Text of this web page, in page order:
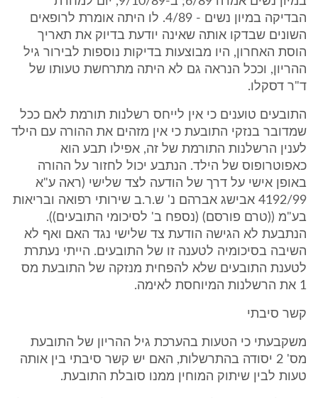
הבדיקה במיון נשים - 4/89. לו היתה אומרת לרופאים
השונים שבדקו אותה שאינה יודעת בדיוק את תאריך
הוסת האחרון, היו מבוצעות בדיקות נוספות לבירור גיל
ההריון, וככל הנראה גם לא היתה מתרחשת טעותו של
ד"ר דסקלו.
התובעים טוענים כי אין לייחס רשלנות תורמת לאם ככל
שמדובר בנזקי התובעת כי אין מזהים את ההורה עם הילד
לענין הרשלנות התורמת של זה, אפילו תבע הוא
כאפוטרופוס של הילד. הנתבע יכול לחזור על ההורה
באופן אישי על דרך של הודעה לצד שלישי (ראה ע"א
4192/99 אבישג אברהם נ' ש.ר.ב שירותי רפואה ובריאות
בע"מ ((טרם פורסם) (נספח ב' לסיכומי התובעים)).
הנתבעת לא הגישה הודעת צד שלישי נגד האם ואף לא
השיבה בסיכומיה לטענה זו של התובעים. הייתי נעתרת
לטענת התובעים שלא להפחית מנזקה של התובעת מס
1 את הרשלנות המיוחסת לאימה.
קשר סיבתי
משקבעתי כי הטעות בהערכת גיל ההריון של התובעת
מס' 2 יסודה בהתרשלות, האם יש קשר סיבתי בין אותה
טעות לבין שיתוק המוחין ממנו סובלת התובעת.